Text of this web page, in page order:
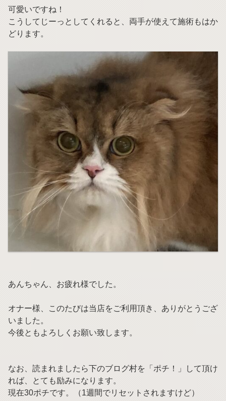
可愛いですね！
こうしてじーっとしてくれると、両手が使えて施術もはか
どります。
あんちゃん、お疲れ様でした。
オナー様、このたびは当店をご利用頂き、ありがとうござ
いました。
今後ともよろしくお願い致します。
なお、読まれましたら下のブログ村を「ポチ！」して頂け
れば、とても励みになります。
現在30ポチです。（1週間でリセットされますけど）